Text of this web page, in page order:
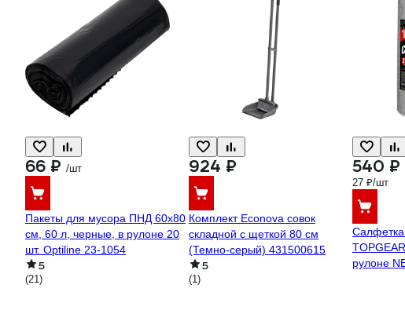
66 ₽ /шт
Пакеты для мусора ПНД 60x80
см, 60 л, черные, в рулоне 20
шт. Optiline 23-1054
5
(21)
924 ₽
Комплект Econova совок
складной с щеткой 80 см
(Темно-серый) 431500615
5
(1)
540 ₽
27 ₽/шт
рулоне